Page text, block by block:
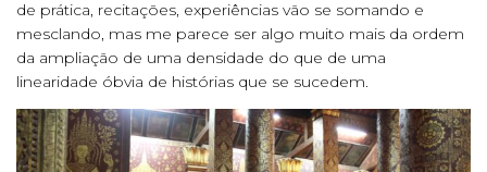
de prática, recitações, experiências vão se somando e
mesclando, mas me parece ser algo muito mais da ordem
da ampliação de uma densidade do que de uma
linearidade óbvia de histórias que se sucedem.